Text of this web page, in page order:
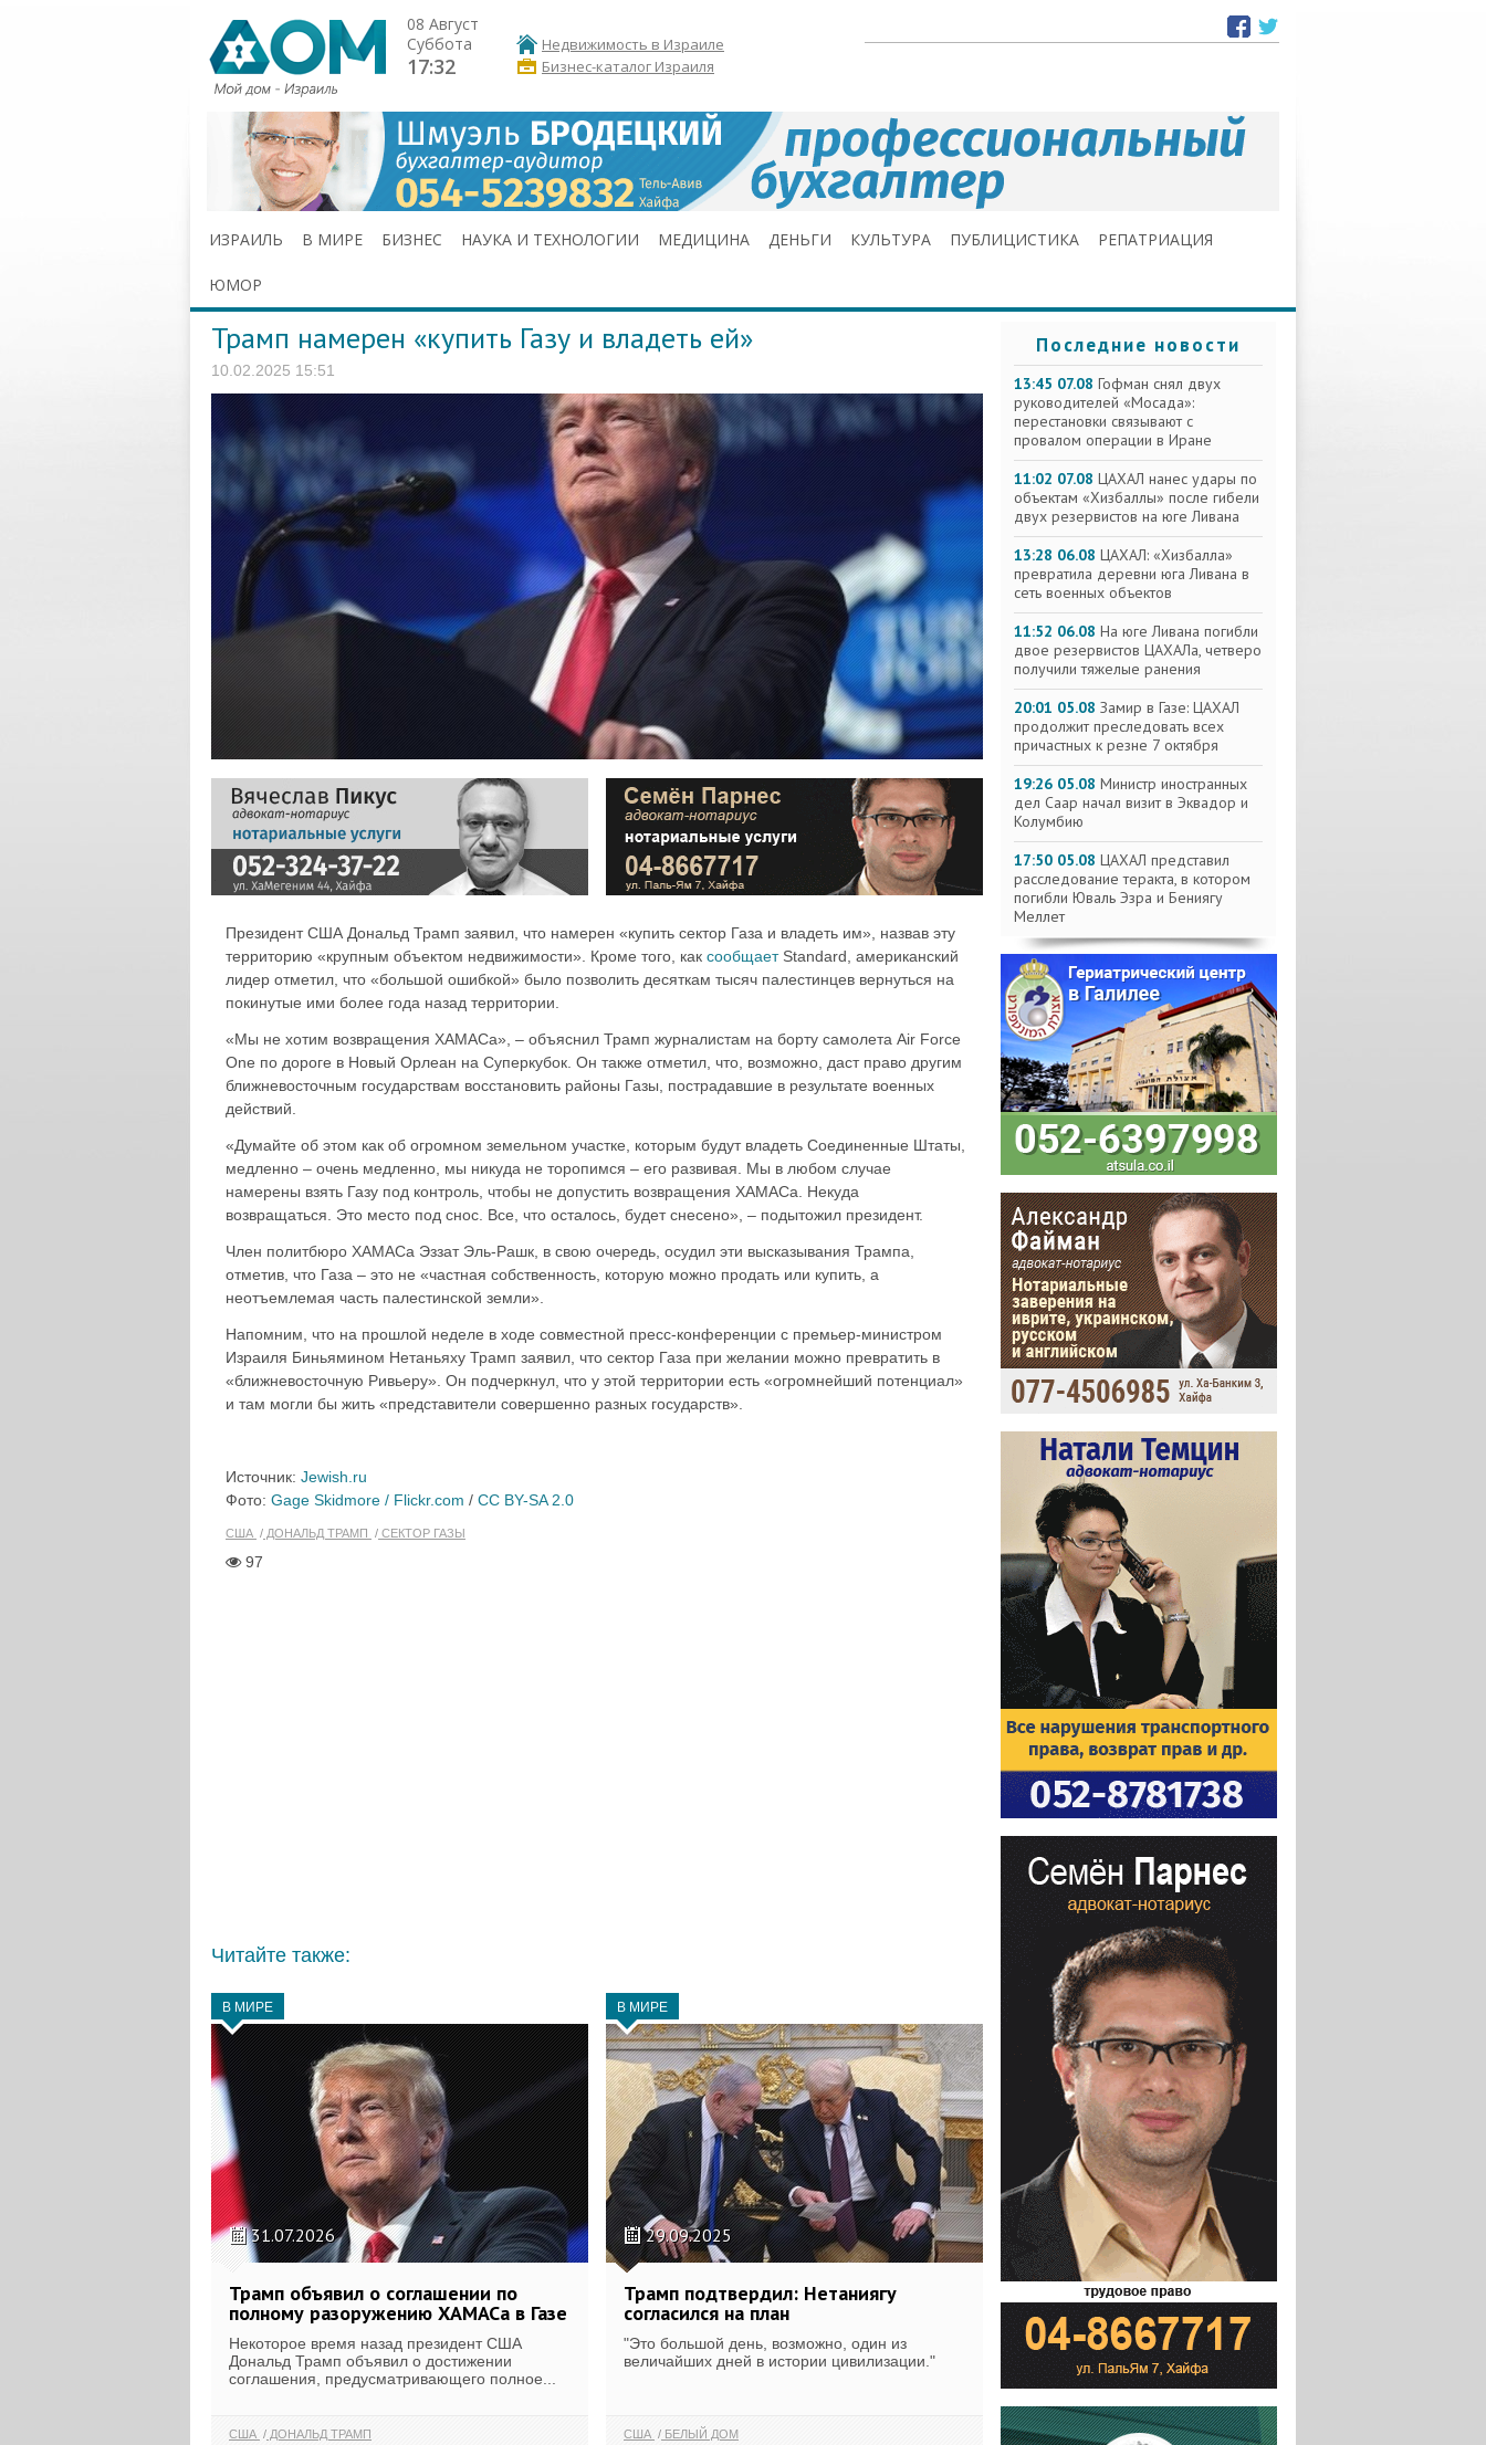
08 Август
Суббота
17:32
Недвижимость в Израиле
Бизнес-каталог Израиля
ИЗРАИЛЬ В МИРЕ БИЗНЕС НАУКА И ТЕХНОЛОГИИ МЕДИЦИНА ДЕНЬГИ КУЛЬТУРА ПУБЛИЦИСТИКА РЕПАТРИАЦИЯ
ЮМОР
Трамп намерен «купить Газу и владеть ей»
10.02.2025 15:51
Президент США Дональд Трамп заявил, что намерен «купить сектор Газа и владеть им», назвав эту
территорию «крупным объектом недвижимости». Кроме того, как сообщаетStandard, американский
лидер отметил, что «большой ошибкой» было позволить десяткам тысяч палестинцев вернуться на
покинутые ими более года назад территории.
«Мы не хотим возвращения ХАМАСа», – объяснил Трамп журналистам на борту самолета Air Force
One по дороге в Новый Орлеан на Суперкубок. Он также отметил, что, возможно, даст право другим
ближневосточным государствам восстановить районы Газы, пострадавшие в результате военных
действий.
«Думайте об этом как об огромном земельном участке, которым будут владеть Соединенные Штаты,
медленно – очень медленно, мы никуда не торопимся – его развивая. Мы в любом случае
намерены взять Газу под контроль, чтобы не допустить возвращения ХАМАСа. Некуда
возвращаться. Это место под снос. Все, что осталось, будет снесено», – подытожил президент.
Член политбюро ХАМАСа Эззат Эль-Рашк, в свою очередь, осудил эти высказывания Трампа,
отметив, что Газа – это не «частная собственность, которую можно продать или купить, а
неотъемлемая часть палестинской земли».
Напомним, что на прошлой неделе в ходе совместной пресс-конференции с премьер-министром
Израиля Биньямином Нетаньяху Трамп заявил, что сектор Газа при желании можно превратить в
«ближневосточную Ривьеру». Он подчеркнул, что у этой территории есть «огромнейший потенциал»
и там могли бы жить «представители совершенно разных государств».
Источник: Jewish.ru
Фото: Gage Skidmore / Flickr.com / CC BY-SA 2.0
США ДОНАЛЬД ТРАМП СЕКТОР ГАЗЫ
97
Читайте также:
В МИРЕ
31.07.2026
Трамп объявил о соглашении по
полному разоружению ХАМАСа в Газе
Некоторое время назад президент США
Дональд Трамп объявил о достижении
соглашения, предусматривающего полное...
США ДОНАЛЬД ТРАМП
В МИРЕ
29.09.2025
Трамп подтвердил: Нетаниягу
согласился на план
"Это большой день, возможно, один из
величайших дней в истории цивилизации."
США БЕЛЫЙ ДОМ
Последние новости
13:45 07.08 Гофман снял двух
руководителей «Мосада»:
перестановки связывают с
провалом операции в Иране
11:02 07.08 ЦАХАЛ нанес удары по
объектам «Хизбаллы» после гибели
двух резервистов на юге Ливана
13:28 06.08 ЦАХАЛ: «Хизбалла»
превратила деревни юга Ливана в
сеть военных объектов
11:52 06.08 На юге Ливана погибли
двое резервистов ЦАХАЛа, четверо
получили тяжелые ранения
20:01 05.08 Замир в Газе: ЦАХАЛ
продолжит преследовать всех
причастных к резне 7 октября
19:26 05.08 Министр иностранных
дел Саар начал визит в Эквадор и
Колумбию
17:50 05.08 ЦАХАЛ представил
расследование теракта, в котором
погибли Юваль Эзра и Бениягу
Меллет